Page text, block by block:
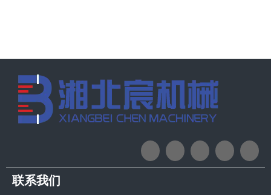
联系我们